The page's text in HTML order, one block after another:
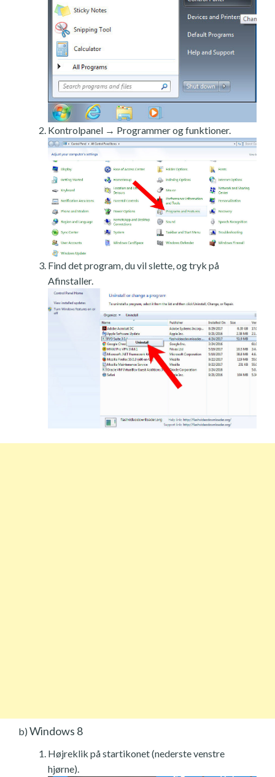
Kontrolpanel → Programmer og funktioner.
Find det program, du vil slette, og tryk på
Afinstaller.
b) Windows 8
Højreklik på startikonet (nederste venstre
hjørne).